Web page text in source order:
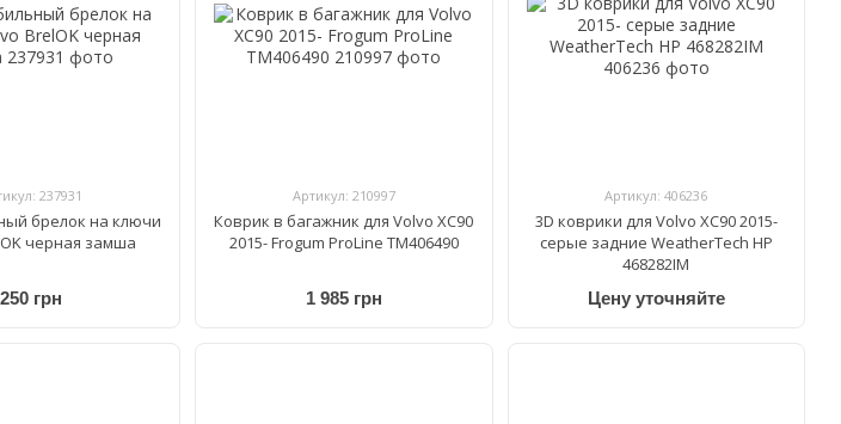
237931
брелок на ключи
черная замша
250 грн
Артикул: 210997
Коврик в багажник для Volvo XC90
2015- Frogum ProLine TM406490
1 985 грн
Артикул: 406236
3D коврики для Volvo XC90 2015-
cерые задние WeatherTech HP
468282IM
Цену уточняйте